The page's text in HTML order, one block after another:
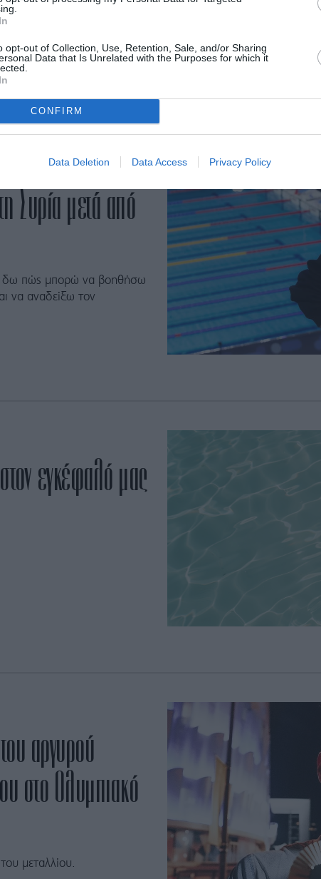
opt-out of Collection, Use, Retention, Sale, and/or Sharing
Data that Is Unrelated with the Purposes for which it
CONFIRM
Data Deletion Data Access Privacy Policy
των ηλικιών.
Συρία μετά από
δω πώς μπορώ να βοηθήσω
να αναδείξω τον
εγκέφαλό μας
αργυρού
στο Ολυμπιακό
μεταλλίου.